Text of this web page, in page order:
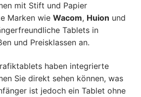
mit Stift und Papier
Marken wie Wacom, Huion und
Tablets in
und Preisklassen an.
haben integrierte
Sie direkt sehen können, was
ist jedoch ein Tablet ohne